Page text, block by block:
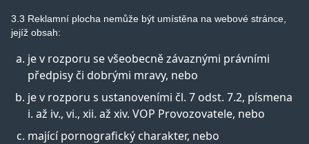
3.3 Reklamní plocha nemůže být umístěna na webové stránce,
jejíž obsah:
je v rozporu se všeobecně závaznými právními
předpisy či dobrými mravy, nebo
je v rozporu s ustanoveními čl. 7 odst. 7.2, písmena
i. až iv., vi., xii. až xiv. VOP Provozovatele, nebo
mající pornografický charakter, nebo